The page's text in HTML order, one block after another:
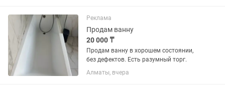
Реклама
Продам ванну
20 000 ₸
Продам ванну в хорошем состоянии,
без дефектов. Есть разумный торг.
Алматы, вчера